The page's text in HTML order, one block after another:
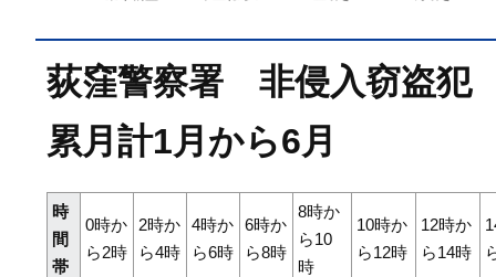
荻窪警察署 非侵入窃盗犯
累月計1月から6月
時
間
帯
0時か
ら2時
2時か
ら4時
4時か
ら6時
6時か
ら8時
8時か
ら10
時
10時か
ら12時
12時か
ら14時